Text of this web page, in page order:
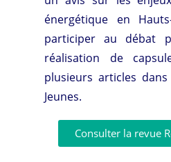
énergétique en
participer au débat
réalisation de
plusieurs articles
Jeunes.
Consulter la revue